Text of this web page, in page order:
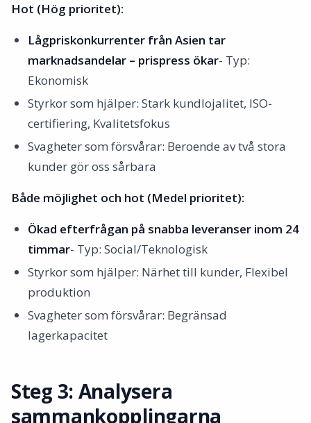
Hot (Hög prioritet):
Lågpriskonkurrenter från Asien tar
marknadsandelar – prispress ökar- Typ:
Ekonomisk
Styrkor som hjälper: Stark kundlojalitet, ISO-
certifiering, Kvalitetsfokus
Svagheter som försvårar: Beroende av två stora
kunder gör oss sårbara
Både möjlighet och hot (Medel prioritet):
Ökad efterfrågan på snabba leveranser inom 24
timmar- Typ: Social/Teknologisk
Styrkor som hjälper: Närhet till kunder, Flexibel
produktion
Svagheter som försvårar: Begränsad
lagerkapacitet
Steg 3: Analysera
sammankopplingarna